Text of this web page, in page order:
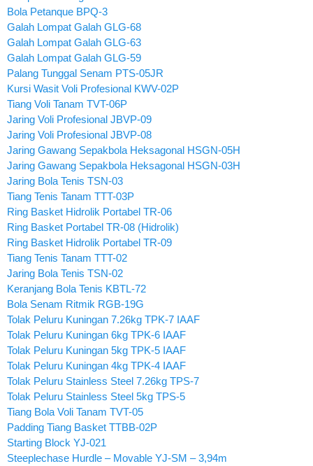
Bola Petanque BPQ-3
Galah Lompat Galah GLG-68
Galah Lompat Galah GLG-63
Galah Lompat Galah GLG-59
Palang Tunggal Senam PTS-05JR
Kursi Wasit Voli Profesional KWV-02P
Tiang Voli Tanam TVT-06P
Jaring Voli Profesional JBVP-09
Jaring Voli Profesional JBVP-08
Jaring Gawang Sepakbola Heksagonal HSGN-05H
Jaring Gawang Sepakbola Heksagonal HSGN-03H
Jaring Bola Tenis TSN-03
Tiang Tenis Tanam TTT-03P
Ring Basket Hidrolik Portabel TR-06
Ring Basket Portabel TR-08 (Hidrolik)
Ring Basket Hidrolik Portabel TR-09
Tiang Tenis Tanam TTT-02
Jaring Bola Tenis TSN-02
Keranjang Bola Tenis KBTL-72
Bola Senam Ritmik RGB-19G
Tolak Peluru Kuningan 7.26kg TPK-7 IAAF
Tolak Peluru Kuningan 6kg TPK-6 IAAF
Tolak Peluru Kuningan 5kg TPK-5 IAAF
Tolak Peluru Kuningan 4kg TPK-4 IAAF
Tolak Peluru Stainless Steel 7.26kg TPS-7
Tolak Peluru Stainless Steel 5kg TPS-5
Tiang Bola Voli Tanam TVT-05
Padding Tiang Basket TTBB-02P
Starting Block YJ-021
Steeplechase Hurdle – Movable YJ-SM – 3,94m